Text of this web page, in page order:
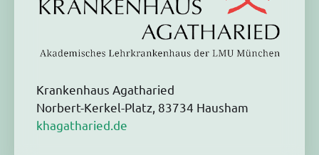
Krankenhaus Agatharied
Norbert-Kerkel-Platz, 83734 Hausham
khagatharied.de